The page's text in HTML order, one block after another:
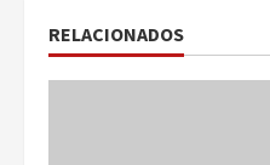
RELACIONADOS